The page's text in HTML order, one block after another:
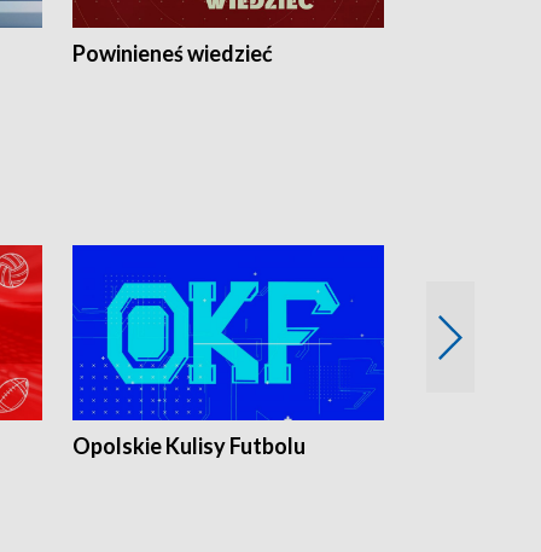
Powinieneś wiedzieć
Opolskie Kulisy Futbolu